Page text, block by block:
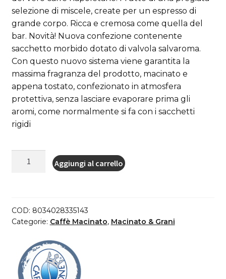
selezione di miscele, create per un espresso di
grande corpo. Ricca e cremosa come quella del
bar. Novità! Nuova confezione contenente
sacchetto morbido dotato di valvola salvaroma.
Con questo nuovo sistema viene garantita la
massima fragranza del prodotto, macinato e
appena tostato, confezionato in atmosfera
protettiva, senza lasciare evaporare prima gli
aromi, come normalmente si fa con i sacchetti
rigidi
confezione
BIPACK
2x250gr
quantità
Aggiungi al carrello
COD: 8034028335143
Categorie: Caffè Macinato, Macinato & Grani